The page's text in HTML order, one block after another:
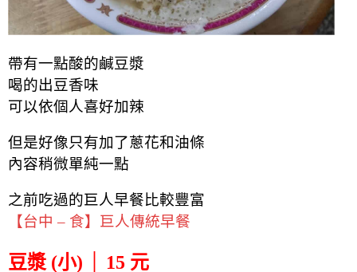
帶有一點酸的鹹豆漿
喝的出豆香味
可以依個人喜好加辣
但是好像只有加了蔥花和油條
內容稍微單純一點
之前吃過的巨人早餐比較豐富
【台中 – 食】巨人傳統早餐
豆漿 (小) │ 15 元